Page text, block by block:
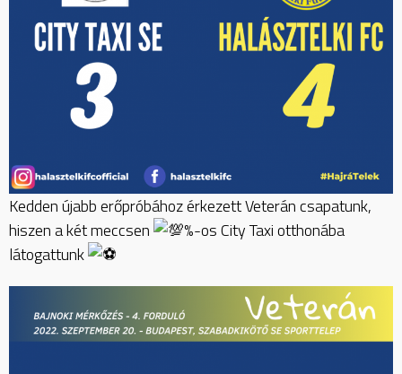
Kedden újabb erőpróbához érkezett Veterán csapatunk,
hiszen a két meccsen
%-os City Taxi otthonába
látogattunk